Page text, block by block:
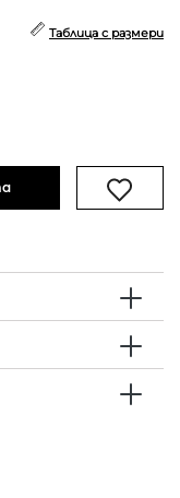
Таблица с размери